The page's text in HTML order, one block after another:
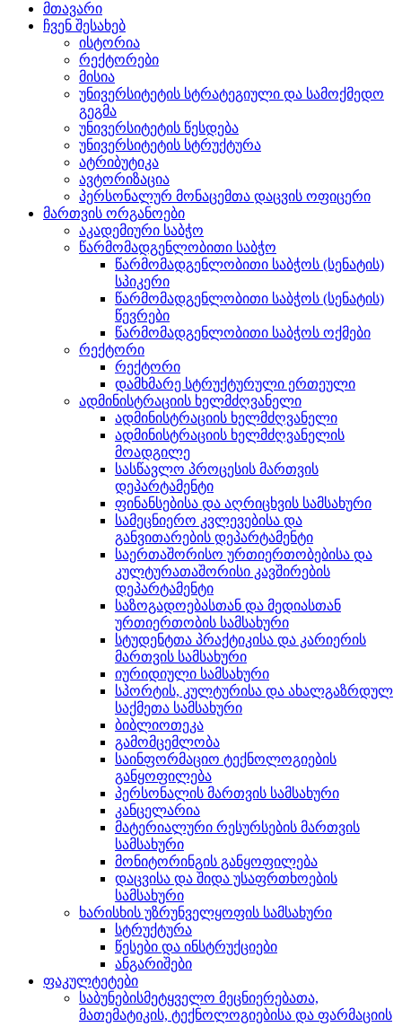
მთავარი
ჩვენ შესახებ
ისტორია
რექტორები
მისია
უნივერსიტეტის სტრატეგიული და სამოქმედო
გეგმა
უნივერსიტეტის წესდება
უნივერსიტეტის სტრუქტურა
ატრიბუტიკა
ავტორიზაცია
პერსონალურ მონაცემთა დაცვის ოფიცერი
მართვის ორგანოები
აკადემიური საბჭო
წარმომადგენლობითი საბჭო
წარმომადგენლობითი საბჭოს (სენატის)
სპიკერი
წარმომადგენლობითი საბჭოს (სენატის)
წევრები
წარმომადგენლობითი საბჭოს ოქმები
რექტორი
რექტორი
დამხმარე სტრუქტურული ერთეული
ადმინისტრაციის ხელმძღვანელი
ადმინისტრაციის ხელმძღვანელი
ადმინისტრაციის ხელმძღვანელის
მოადგილე
სასწავლო პროცესის მართვის
დეპარტამენტი
ფინანსებისა და აღრიცხვის სამსახური
სამეცნიერო კვლევებისა და
განვითარების დეპარტამენტი
საერთაშორისო ურთიერთობებისა და
კულტურათაშორისი კავშირების
დეპარტამენტი
საზოგადოებასთან და მედიასთან
ურთიერთობის სამსახური
სტუდენტთა პრაქტიკისა და კარიერის
მართვის სამსახური
იურიდიული სამსახური
სპორტის, კულტურისა და ახალგაზრდულ
საქმეთა სამსახური
ბიბლიოთეკა
გამომცემლობა
საინფორმაციო ტექნოლოგიების
განყოფილება
პერსონალის მართვის სამსახური
კანცელარია
მატერიალური რესურსების მართვის
სამსახური
მონიტორინგის განყოფილება
დაცვისა და შიდა უსაფრთხოების
სამსახური
ხარისხის უზრუნველყოფის სამსახური
სტრუქტურა
წესები და ინსტრუქციები
ანგარიშები
ფაკულტეტები
საბუნებისმეტყველო მეცნიერებათა,
მათემატიკის, ტექნოლოგიებისა და ფარმაციის